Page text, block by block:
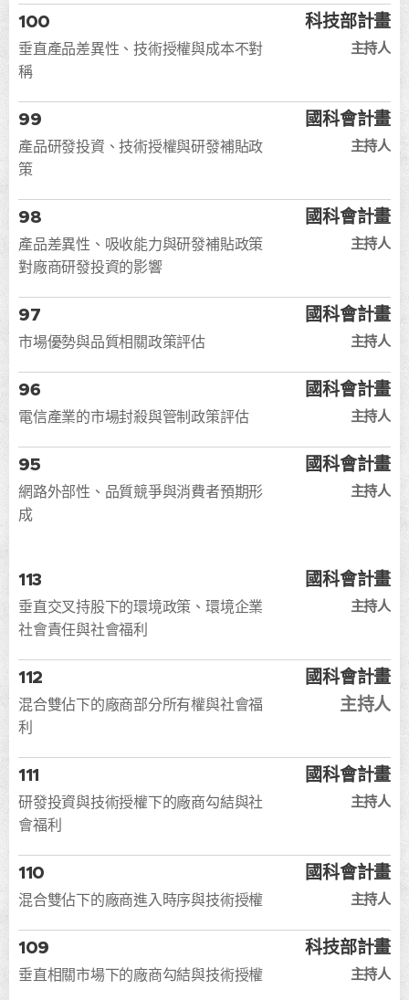
100
垂直產品差異性、技術授權與成本不對
稱
科技部計畫
主持人
99
產品研發投資、技術授權與研發補貼政
策
國科會計畫
主持人
98
產品差異性、吸收能力與研發補貼政策
對廠商研發投資的影響
國科會計畫
主持人
97
市場優勢與品質相關政策評估
國科會計畫
主持人
96
電信產業的市場封殺與管制政策評估
國科會計畫
主持人
95
網路外部性、品質競爭與消費者預期形
成
國科會計畫
主持人
113
垂直交叉持股下的環境政策、環境企業
社會責任與社會福利
國科會計畫
主持人
112
混合雙佔下的廠商部分所有權與社會福
利
國科會計畫
主持人
111
研發投資與技術授權下的廠商勾結與社
會福利
國科會計畫
主持人
110
混合雙佔下的廠商進入時序與技術授權
國科會計畫
主持人
109
垂直相關市場下的廠商勾結與技術授權
科技部計畫
主持人